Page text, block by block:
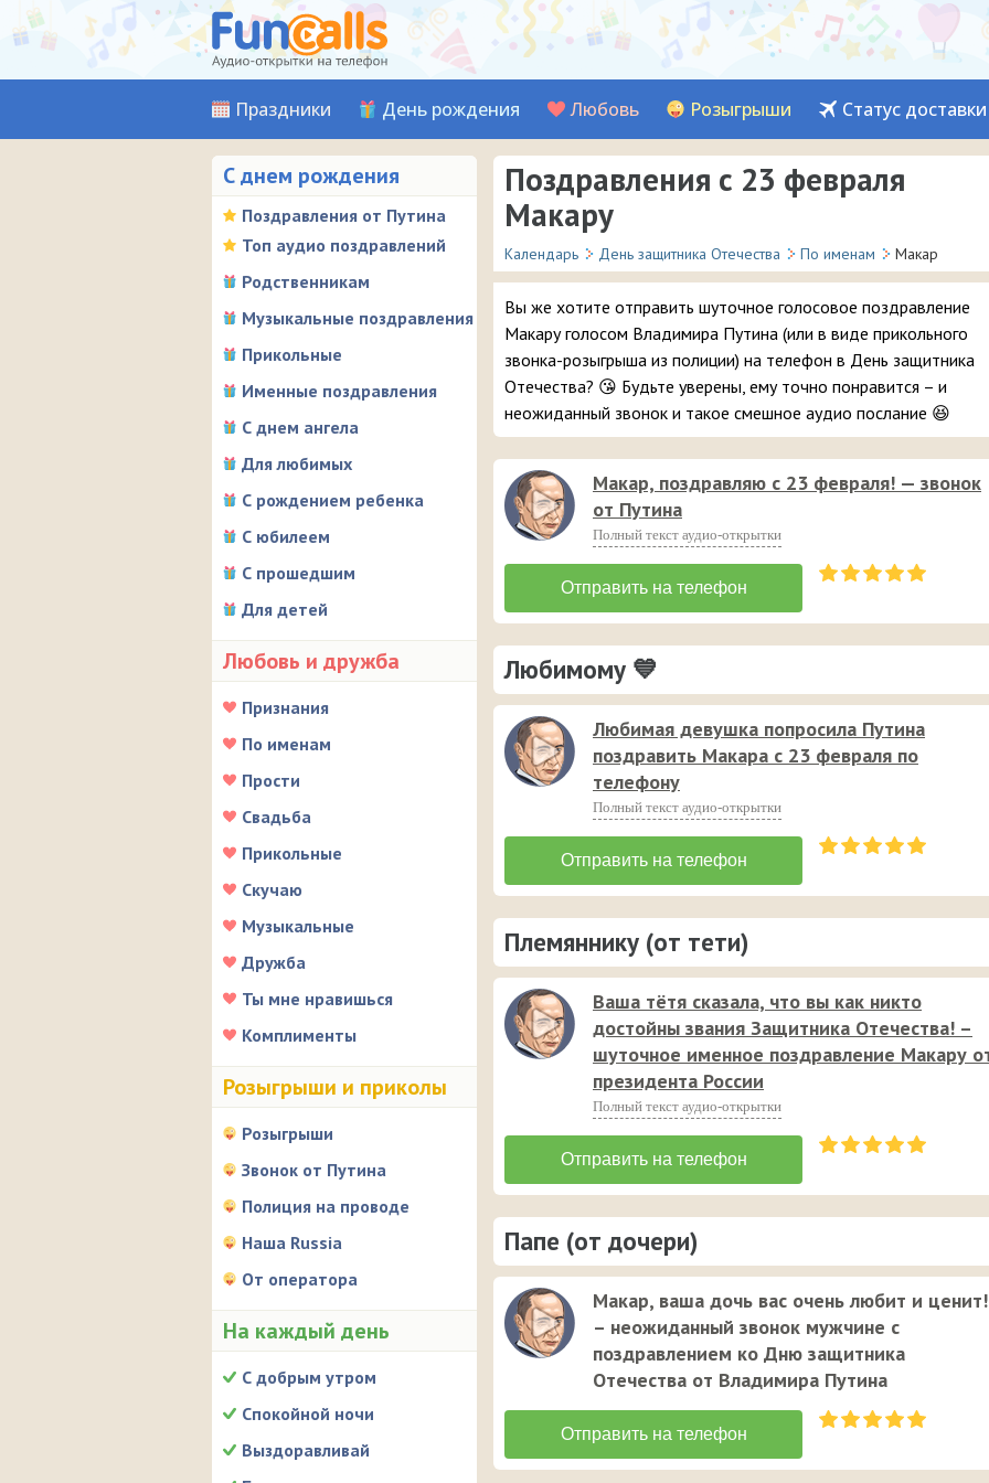
Праздники День рождения Любовь Розыгрыши Статус доставки
С днем рождения
Поздравления от Путина
Топ аудио поздравлений
Родственникам
Музыкальные поздравления
Прикольные
Именные поздравления
С днем ангела
Для любимых
С рождением ребенка
С юбилеем
С прошедшим
Для детей
Любовь и дружба
Признания
По именам
Прости
Свадьба
Прикольные
Скучаю
Музыкальные
Дружба
Ты мне нравишься
Комплименты
Розыгрыши и приколы
Розыгрыши
Звонок от Путина
Полиция на проводе
Наша Russia
От оператора
На каждый день
С добрым утром
Спокойной ночи
Выздоравливай
Поздравления с 23 февраля
Макару
Календарь День защитника Отечества По именам Макар
Вы же хотите отправить шуточное голосовое поздравление
Макару голосом Владимира Путина (или в виде прикольного
звонка-розыгрыша из полиции) на телефон в День защитника
Отечества? 😘 Будьте уверены, ему точно понравится – и
неожиданный звонок и такое смешное аудио послание 😆
Макар, поздравляю с 23 февраля! — звонок
от Путина
Полный текст аудио-открытки
Любимому 💙
Любимая девушка попросила Путина
поздравить Макара с 23 февраля по
телефону
Полный текст аудио-открытки
Племяннику (от тети)
Ваша тётя сказала, что вы как никто
достойны звания Защитника Отечества! –
шуточное именное поздравление Макару
президента России
Полный текст аудио-открытки
Папе (от дочери)
Макар, ваша дочь вас очень любит и ценит!
– неожиданный звонок мужчине с
поздравлением ко Дню защитника
Отечества от Владимира Путина